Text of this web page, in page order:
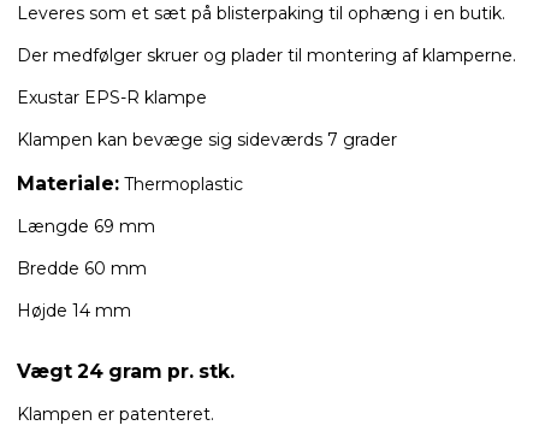
Leveres som et sæt på blisterpaking til ophæng i en butik.
Der medfølger skruer og plader til montering af klamperne.
Exustar EPS-R klampe
Klampen kan bevæge sig sideværds 7 grader
Materiale: Thermoplastic
Længde 69 mm
Bredde 60 mm
Højde 14 mm
Vægt 24 gram pr. stk.
Klampen er patenteret.